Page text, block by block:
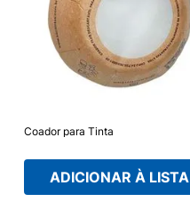
Coador para Tinta
ADICIONAR À LISTA